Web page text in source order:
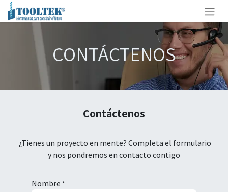
CONTÁCTENOS
Contáctenos
¿Tienes un proyecto en mente? Completa el formulario
y nos pondremos en contacto contigo
Nombre *